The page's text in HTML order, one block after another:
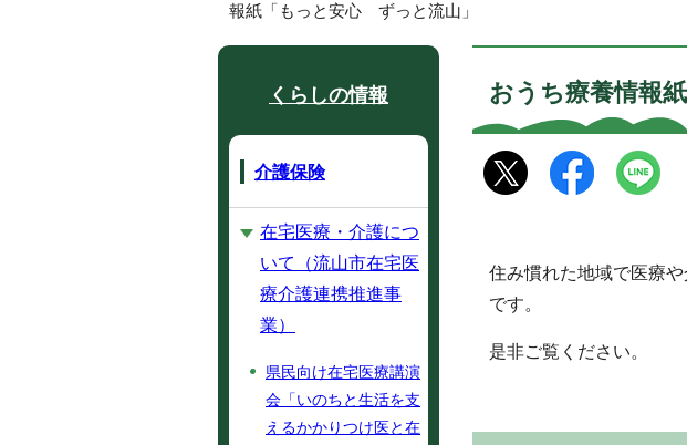
報紙「もっと安心 ずっと流山」
おうち療養情報
住み慣れた地域で医療
です。
是非ご覧ください。
くらしの情報
介護保険
在宅医療・介護につ
いて（流山市在宅医
療介護連携推進事
業）
県民向け在宅医療講演
会「いのちと生活を支
えるかかりつけ医と在